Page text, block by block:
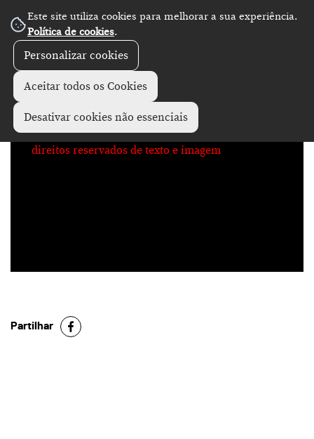
Este site utiliza cookies para melhorar a sua experiência.
Política de cookies.
Personalizar cookies
Aceitar todos os Cookies
Desativar cookies não essenciais
No Record
direitos reservados de texto e imagem
Partilhar